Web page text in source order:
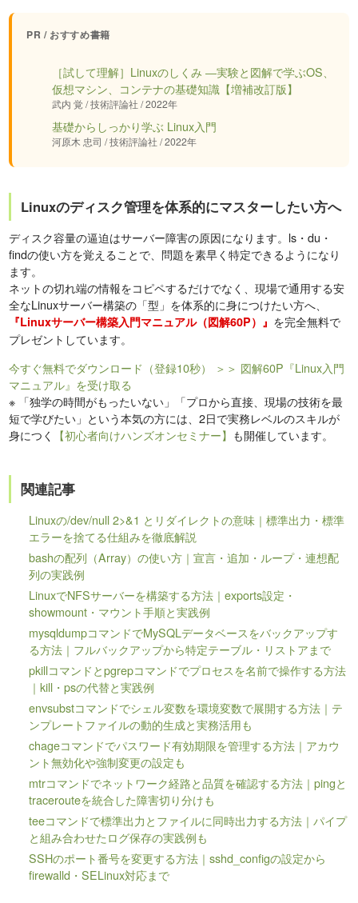
PR / おすすめ書籍
［試して理解］Linuxのしくみ ―実験と図解で学ぶOS、
仮想マシン、コンテナの基礎知識【増補改訂版】
武内 覚 / 技術評論社 / 2022年
基礎からしっかり学ぶ Linux入門
河原木 忠司 / 技術評論社 / 2022年
Linuxのディスク管理を体系的にマスターしたい方へ
ディスク容量の逼迫はサーバー障害の原因になります。ls・du・
findの使い方を覚えることで、問題を素早く特定できるようになり
ます。
ネットの切れ端の情報をコピペするだけでなく、現場で通用する安
全なLinuxサーバー構築の「型」を体系的に身につけたい方へ、
『Linuxサーバー構築入門マニュアル（図解60P）』 を完全無料で
プレゼントしています。
今すぐ無料でダウンロード（登録10秒）
＞＞ 図解60P『Linux入門
マニュアル』を受け取る
※ 「独学の時間がもったいない」「プロから直接、現場の技術を最
短で学びたい」という本気の方には、2日で実務レベルのスキルが
身につく
【初心者向けハンズオンセミナー】 も開催しています。
関連記事
Linuxの/dev/null 2>&1 とリダイレクトの意味｜標準出力・標準
エラーを捨てる仕組みを徹底解説
bashの配列（Array）の使い方｜宣言・追加・ループ・連想配
列の実践例
LinuxでNFSサーバーを構築する方法｜exports設定・
showmount・マウント手順と実践例
mysqldumpコマンドでMySQLデータベースをバックアップす
る方法｜フルバックアップから特定テーブル・リストアまで
pkillコマンドとpgrepコマンドでプロセスを名前で操作する方法
｜kill・psの代替と実践例
envsubstコマンドでシェル変数を環境変数で展開する方法｜テ
ンプレートファイルの動的生成と実務活用も
chageコマンドでパスワード有効期限を管理する方法｜アカウ
ント無効化や強制変更の設定も
mtrコマンドでネットワーク経路と品質を確認する方法｜pingと
tracerouteを統合した障害切り分けも
teeコマンドで標準出力とファイルに同時出力する方法｜パイプ
と組み合わせたログ保存の実践例も
SSHのポート番号を変更する方法｜sshd_configの設定から
firewalld・SELinux対応まで